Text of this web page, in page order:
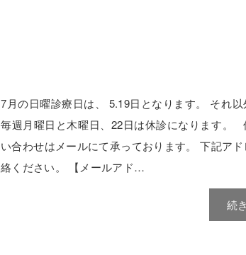
7月の日曜診療日は、 5.19日となります。 それ以
毎週月曜日と木曜日、22日は休診になります。
い合わせはメールにて承っております。 下記ア
絡ください。 【メールアド…
続